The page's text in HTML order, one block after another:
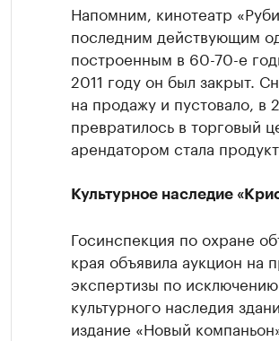
Крупнейшие
Ознакомьтесь с информацией в
Напомним, кинотеатр
последним действующим
построенным в 60-70-е
2011 году он был закрыт.
на продажу и пустовало,
превратилось в торговый
арендатором стала
Культурное наследие
Госинспекция по охране
края объявила аукцион на
экспертизы по
культурного наследия
издание «Новый